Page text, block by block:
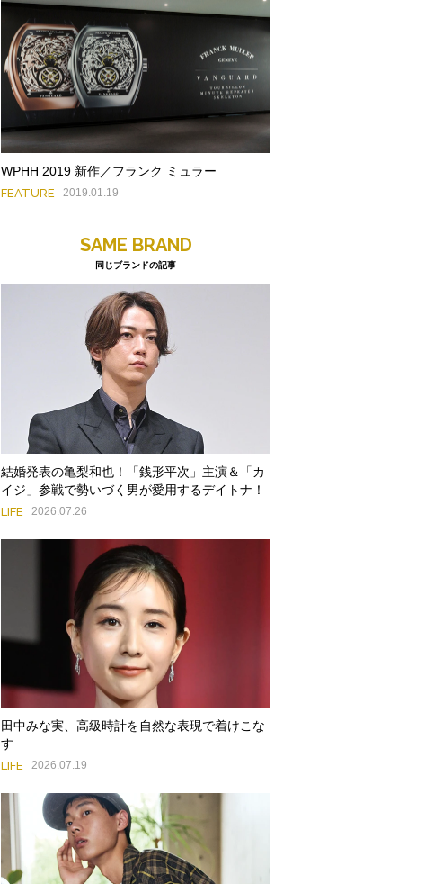
WPHH 2019 新作／フランク ミュラー
FEATURE 2019.01.19
SAME BRAND
同じブランドの記事
結婚発表の亀梨和也！「銭形平次」主演＆「カ
イジ」参戦で勢いづく男が愛用するデイトナ！
LIFE 2026.07.26
田中みな実、高級時計を自然な表現で着けこな
す
LIFE 2026.07.19